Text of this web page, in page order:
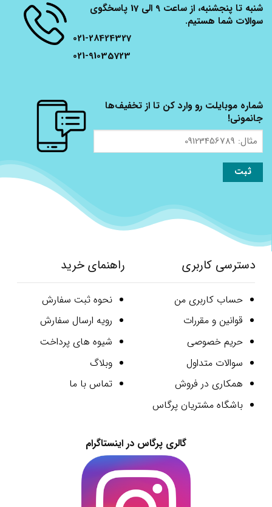
شنبه تا پنجشنبه، از ساعت 9 الی 17 پاسخگوی
سوالات شما هستیم.
021-28424327
021-91035723
شماره موبایلت رو وارد کن تا از تخفیف‌ها
جانمونی!
مثال:
09123456789
دسترسی کاربری
حساب کاربری من
قوانین و مقررات
حریم خصوصی
سوالات متداول
همکاری در فروش
باشگاه مشتریان پرگاس
راهنمای خرید
نحوه ثبت سفارش
رویه ارسال سفارش
شیوه های پرداخت
وبلاگ
تماس با ما
گالری پرگاس در اینستاگرام